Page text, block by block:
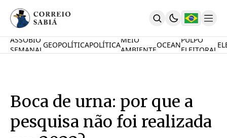
Comunidade
MauriNews
Contrate
English
Inovações
ASSOBIO
SEMANAL
GEOPOLÍTICAPOLÍTICA
MEIO
AMBIENTE
OCEAN
PULPO
ELEITORAL
Boca de urna: por que a
pesquisa não foi realizada